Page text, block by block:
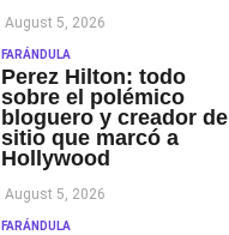
August 5, 2026
FARÁNDULA
Perez Hilton: todo
sobre el polémico
bloguero y creador del
sitio que marcó a
Hollywood
August 5, 2026
FARÁNDULA